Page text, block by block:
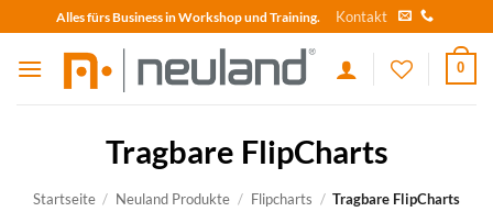
to
content
Alles fürs Business in Workshop und Training. Kontakt
0
Tragbare FlipCharts
Startseite / Neuland Produkte / Flipcharts / Tragbare FlipCharts